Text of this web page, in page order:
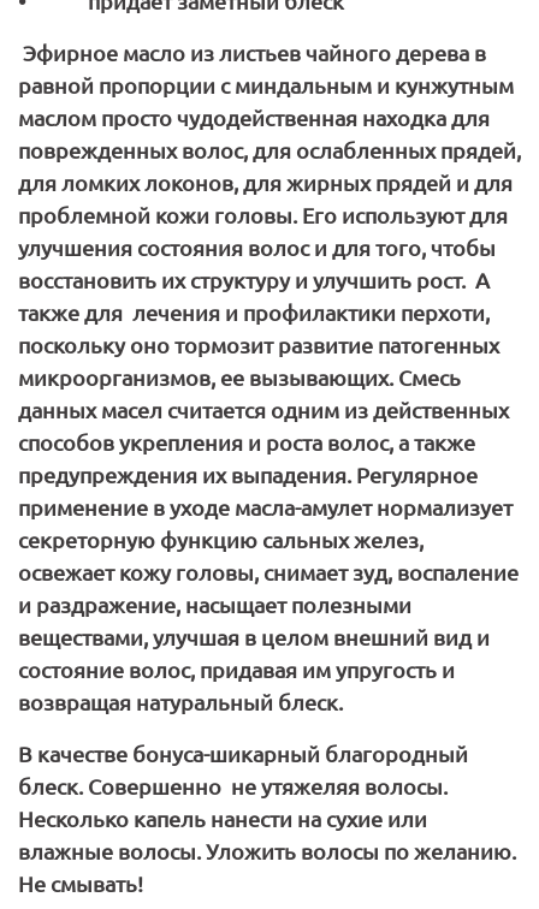
Эфирное масло из листьев чайного дерева в
равной пропорции с миндальным и кунжутным
маслом просто чудодейственная находка для
поврежденных волос, для ослабленных прядей,
для ломких локонов, для жирных прядей и для
проблемной кожи головы. Его используют для
улучшения состояния волос и для того, чтобы
восстановить их структуру и улучшить рост. А
также для лечения и профилактики перхоти,
поскольку оно тормозит развитие патогенных
микроорганизмов, ее вызывающих. Смесь
данных масел считается одним из действенных
способов укрепления и роста волос, а также
предупреждения их выпадения. Регулярное
применение в уходе масла-амулет нормализует
секреторную функцию сальных желез,
освежает кожу головы, снимает зуд, воспаление
и раздражение, насыщает полезными
веществами, улучшая в целом внешний вид и
состояние волос, придавая им упругость и
возвращая натуральный блеск.
В качестве бонуса-шикарный благородный
блеск. Совершенно не утяжеляя волосы.
Несколько капель нанести на сухие или
влажные волосы. Уложить волосы по желанию.
Не смывать!